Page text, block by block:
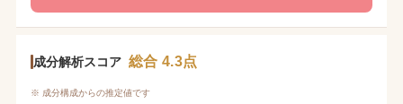
成分解析スコア 総合 4.3点
※ 成分構成からの推定値です